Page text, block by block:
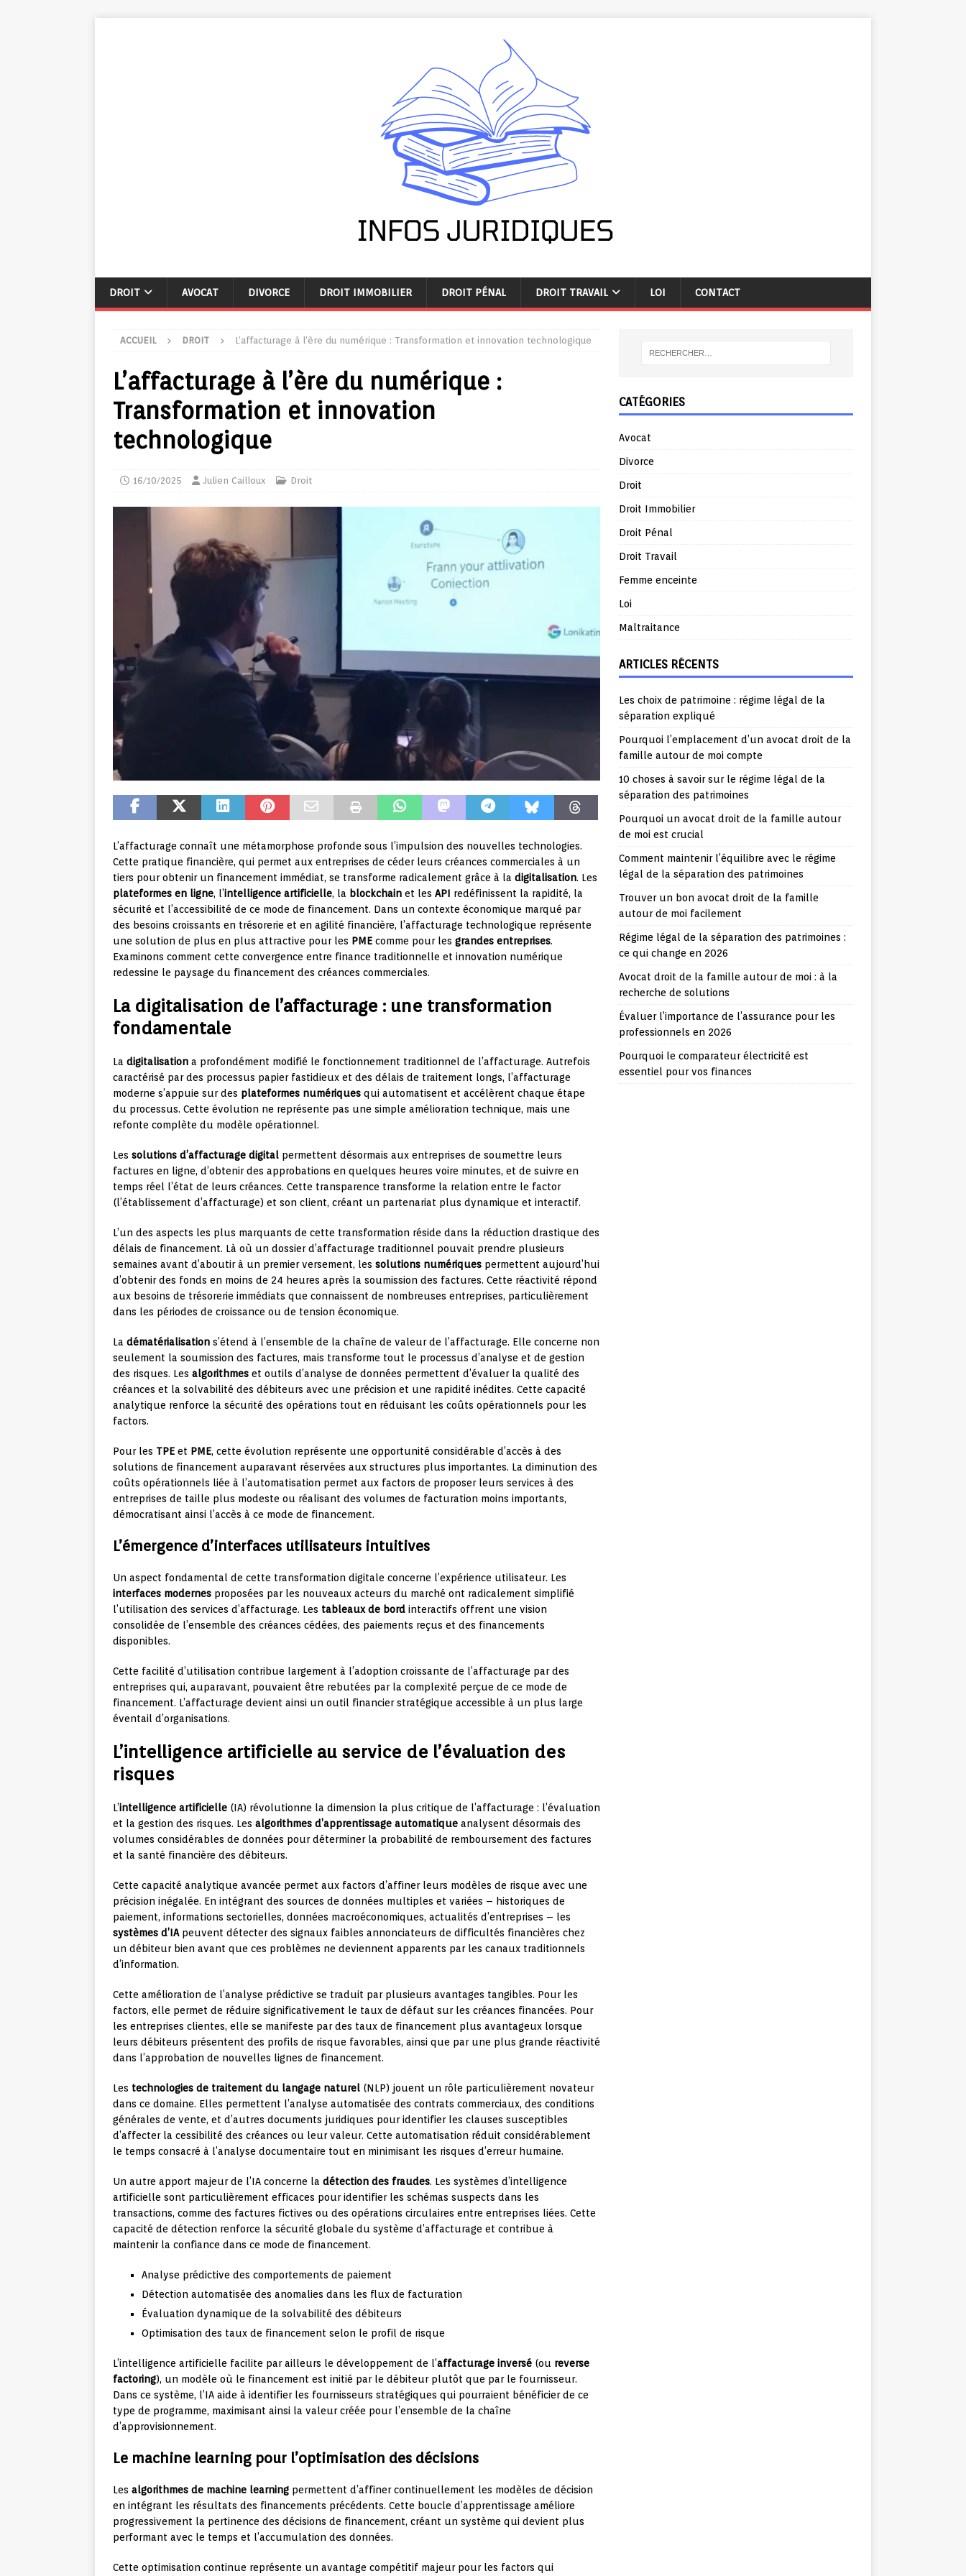
DROIT AVOCAT DIVORCE DROIT IMMOBILIER DROIT PÉNAL DROIT TRAVAIL LOI CONTACT
ACCUEIL DROIT L’affacturage à l’ère du numérique : Transformation et innovation technologique
L’affacturage à l’ère du numérique :
Transformation et innovation
technologique
16/10/2025 Julien Cailloux Droit
L’affacturage connaît une métamorphose profonde sous l’impulsion des nouvelles technologies.
Cette pratique financière, qui permet aux entreprises de céder leurs créances commerciales à un
tiers pour obtenir un financement immédiat, se transforme radicalement grâce à la digitalisation. Les
plateformes en ligne, l’intelligence artificielle, la blockchain et les API redéfinissent la rapidité, la
sécurité et l’accessibilité de ce mode de financement. Dans un contexte économique marqué par
des besoins croissants en trésorerie et en agilité financière, l’affacturage technologique représente
une solution de plus en plus attractive pour les PME comme pour les grandes entreprises.
Examinons comment cette convergence entre finance traditionnelle et innovation numérique
redessine le paysage du financement des créances commerciales.
La digitalisation de l’affacturage : une transformation
fondamentale
La digitalisation a profondément modifié le fonctionnement traditionnel de l’affacturage. Autrefois
caractérisé par des processus papier fastidieux et des délais de traitement longs, l’affacturage
moderne s’appuie sur des plateformes numériques qui automatisent et accélèrent chaque étape
du processus. Cette évolution ne représente pas une simple amélioration technique, mais une
refonte complète du modèle opérationnel.
Les solutions d’affacturage digital permettent désormais aux entreprises de soumettre leurs
factures en ligne, d’obtenir des approbations en quelques heures voire minutes, et de suivre en
temps réel l’état de leurs créances. Cette transparence transforme la relation entre le factor
(l’établissement d’affacturage) et son client, créant un partenariat plus dynamique et interactif.
L’un des aspects les plus marquants de cette transformation réside dans la réduction drastique des
délais de financement. Là où un dossier d’affacturage traditionnel pouvait prendre plusieurs
semaines avant d’aboutir à un premier versement, les solutions numériques permettent aujourd’hui
d’obtenir des fonds en moins de 24 heures après la soumission des factures. Cette réactivité répond
aux besoins de trésorerie immédiats que connaissent de nombreuses entreprises, particulièrement
dans les périodes de croissance ou de tension économique.
La dématérialisation s’étend à l’ensemble de la chaîne de valeur de l’affacturage. Elle concerne non
seulement la soumission des factures, mais transforme tout le processus d’analyse et de gestion
des risques. Les algorithmes et outils d’analyse de données permettent d’évaluer la qualité des
créances et la solvabilité des débiteurs avec une précision et une rapidité inédites. Cette capacité
analytique renforce la sécurité des opérations tout en réduisant les coûts opérationnels pour les
factors.
Pour les TPE et PME, cette évolution représente une opportunité considérable d’accès à des
solutions de financement auparavant réservées aux structures plus importantes. La diminution des
coûts opérationnels liée à l’automatisation permet aux factors de proposer leurs services à des
entreprises de taille plus modeste ou réalisant des volumes de facturation moins importants,
démocratisant ainsi l’accès à ce mode de financement.
L’émergence d’interfaces utilisateurs intuitives
Un aspect fondamental de cette transformation digitale concerne l’expérience utilisateur. Les
interfaces modernes proposées par les nouveaux acteurs du marché ont radicalement simplifié
l’utilisation des services d’affacturage. Les tableaux de bord interactifs offrent une vision
consolidée de l’ensemble des créances cédées, des paiements reçus et des financements
disponibles.
Cette facilité d’utilisation contribue largement à l’adoption croissante de l’affacturage par des
entreprises qui, auparavant, pouvaient être rebutées par la complexité perçue de ce mode de
financement. L’affacturage devient ainsi un outil financier stratégique accessible à un plus large
éventail d’organisations.
L’intelligence artificielle au service de l’évaluation des
risques
L’intelligence artificielle (IA) révolutionne la dimension la plus critique de l’affacturage : l’évaluation
et la gestion des risques. Les algorithmes d’apprentissage automatique analysent désormais des
volumes considérables de données pour déterminer la probabilité de remboursement des factures
et la santé financière des débiteurs.
Cette capacité analytique avancée permet aux factors d’affiner leurs modèles de risque avec une
précision inégalée. En intégrant des sources de données multiples et variées – historiques de
paiement, informations sectorielles, données macroéconomiques, actualités d’entreprises – les
systèmes d’IApeuvent détecter des signaux faibles annonciateurs de difficultés financières chez
un débiteur bien avant que ces problèmes ne deviennent apparents par les canaux traditionnels
d’information.
Cette amélioration de l’analyse prédictive se traduit par plusieurs avantages tangibles. Pour les
factors, elle permet de réduire significativement le taux de défaut sur les créances financées. Pour
les entreprises clientes, elle se manifeste par des taux de financement plus avantageux lorsque
leurs débiteurs présentent des profils de risque favorables, ainsi que par une plus grande réactivité
dans l’approbation de nouvelles lignes de financement.
Les technologies de traitement du langage naturel (NLP) jouent un rôle particulièrement novateur
dans ce domaine. Elles permettent l’analyse automatisée des contrats commerciaux, des conditions
générales de vente, et d’autres documents juridiques pour identifier les clauses susceptibles
d’affecter la cessibilité des créances ou leur valeur. Cette automatisation réduit considérablement
le temps consacré à l’analyse documentaire tout en minimisant les risques d’erreur humaine.
Un autre apport majeur de l’IA concerne la détection des fraudes. Les systèmes d’intelligence
artificielle sont particulièrement efficaces pour identifier les schémas suspects dans les
transactions, comme des factures fictives ou des opérations circulaires entre entreprises liées. Cette
capacité de détection renforce la sécurité globale du système d’affacturage et contribue à
maintenir la confiance dans ce mode de financement.
Analyse prédictive des comportements de paiement
Détection automatisée des anomalies dans les flux de facturation
Évaluation dynamique de la solvabilité des débiteurs
Optimisation des taux de financement selon le profil de risque
L’intelligence artificielle facilite par ailleurs le développement de l’affacturage inversé (ou reverse
factoring), un modèle où le financement est initié par le débiteur plutôt que par le fournisseur.
Dans ce système, l’IA aide à identifier les fournisseurs stratégiques qui pourraient bénéficier de ce
type de programme, maximisant ainsi la valeur créée pour l’ensemble de la chaîne
d’approvisionnement.
Le machine learning pour l’optimisation des décisions
Les algorithmes de machine learning permettent d’affiner continuellement les modèles de décision
en intégrant les résultats des financements précédents. Cette boucle d’apprentissage améliore
progressivement la pertinence des décisions de financement, créant un système qui devient plus
performant avec le temps et l’accumulation des données.
Cette optimisation continue représente un avantage compétitif majeur pour les factors qui
CATÉGORIES
Avocat
Divorce
Droit
Droit Immobilier
Droit Pénal
Droit Travail
Femme enceinte
Loi
Maltraitance
ARTICLES RÉCENTS
Les choix de patrimoine : régime légal de la
séparation expliqué
Pourquoi l’emplacement d’un avocat droit de la
famille autour de moi compte
10 choses à savoir sur le régime légal de la
séparation des patrimoines
Pourquoi un avocat droit de la famille autour
de moi est crucial
Comment maintenir l’équilibre avec le régime
légal de la séparation des patrimoines
Trouver un bon avocat droit de la famille
autour de moi facilement
Régime légal de la séparation des patrimoines :
ce qui change en 2026
Avocat droit de la famille autour de moi : à la
recherche de solutions
Évaluer l’importance de l’assurance pour les
professionnels en 2026
Pourquoi le comparateur électricité est
essentiel pour vos finances